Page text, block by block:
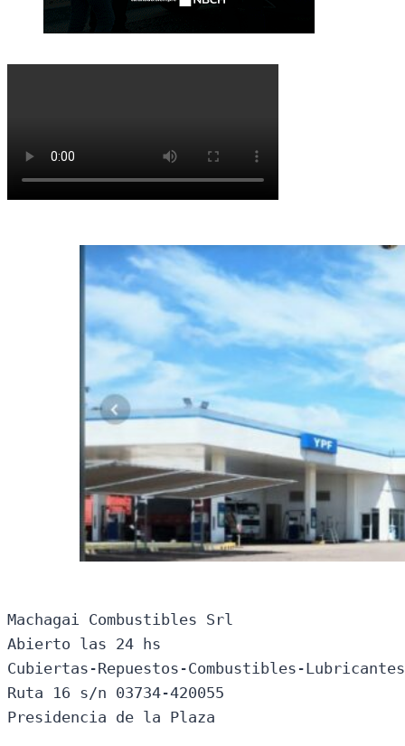
Machagai Combustibles Srl
Abierto las 24 hs
Cubiertas-Repuestos-Combustibles-
Ruta 16 s/n 03734-420055
Presidencia de la Plaza